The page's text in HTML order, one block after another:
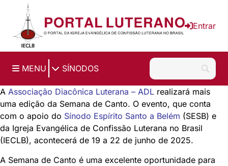
Ir para o conteúdo principal
Entrar
MENU SÍNODOS
A Associação Diacônica Luterana – ADL realizará mais
uma edição da Semana de Canto. O evento, que conta
com o apoio do Sínodo Espírito Santo a Belém (SESB) e
da Igreja Evangélica de Confissão Luterana no Brasil
(IECLB), acontecerá de 19 a 22 de junho de 2025.
A Semana de Canto é uma excelente oportunidade para